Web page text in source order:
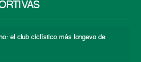
el club ciclístico más longevo de